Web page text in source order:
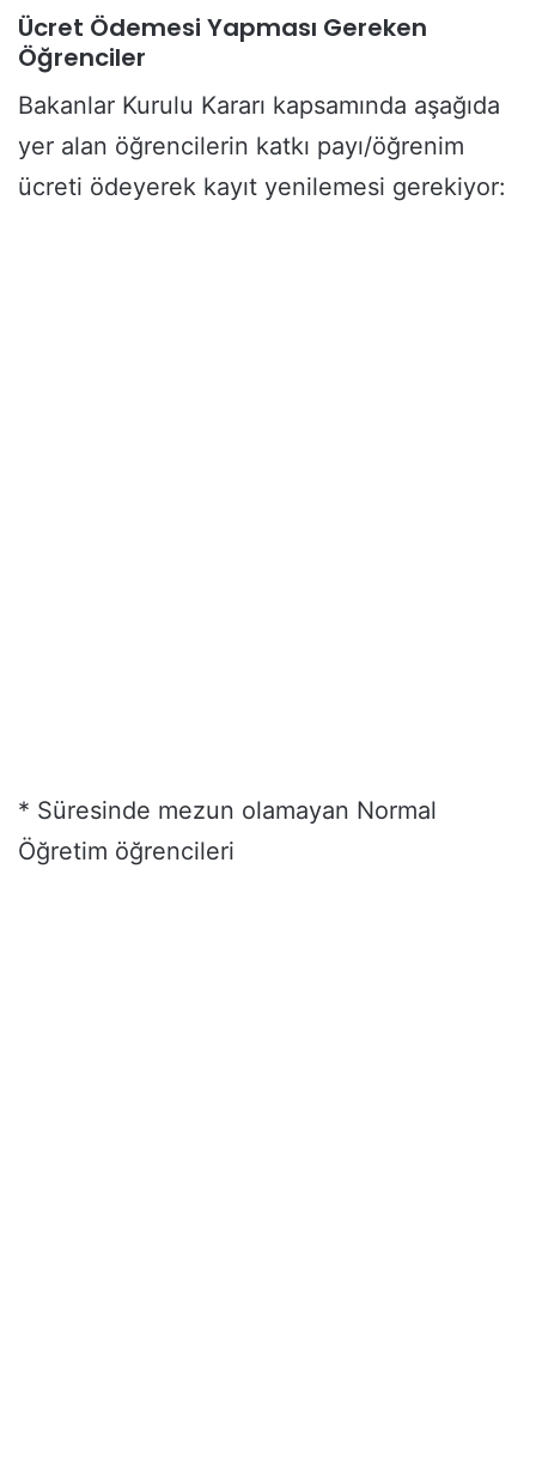
Ücret Ödemesi Yapması Gereken
Öğrenciler
Bakanlar Kurulu Kararı kapsamında aşağıda
yer alan öğrencilerin katkı payı/öğrenim
ücreti ödeyerek kayıt yenilemesi gerekiyor:
* Süresinde mezun olamayan Normal
Öğretim öğrencileri